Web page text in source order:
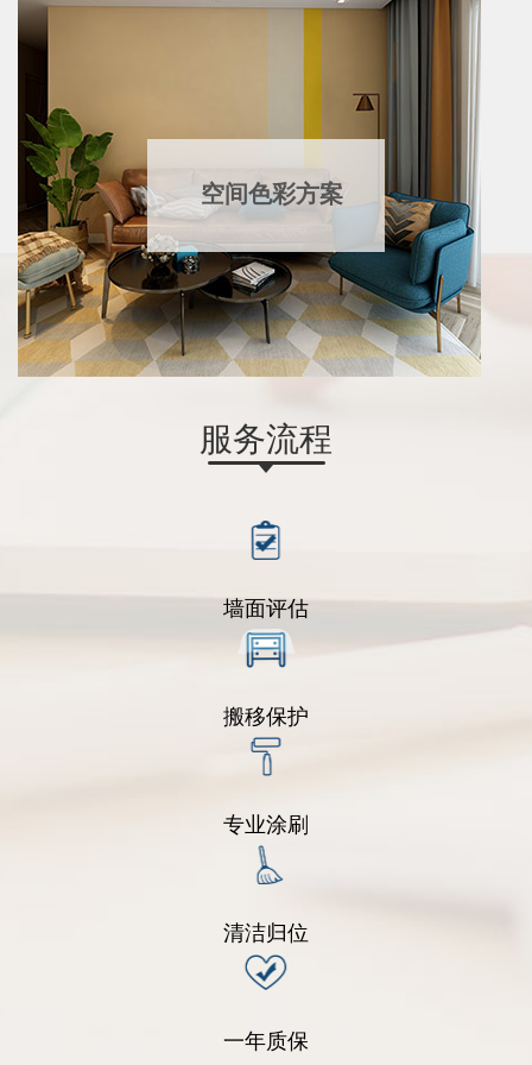
空间色彩方案
服务流程
墙面评估
搬移保护
专业涂刷
清洁归位
一年质保